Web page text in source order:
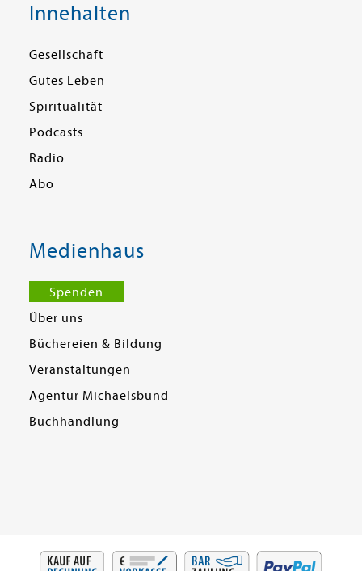
Innehalten
Gesellschaft
Gutes Leben
Spiritualität
Podcasts
Radio
Abo
Medienhaus
Spenden
Über uns
Büchereien & Bildung
Veranstaltungen
Agentur Michaelsbund
Buchhandlung